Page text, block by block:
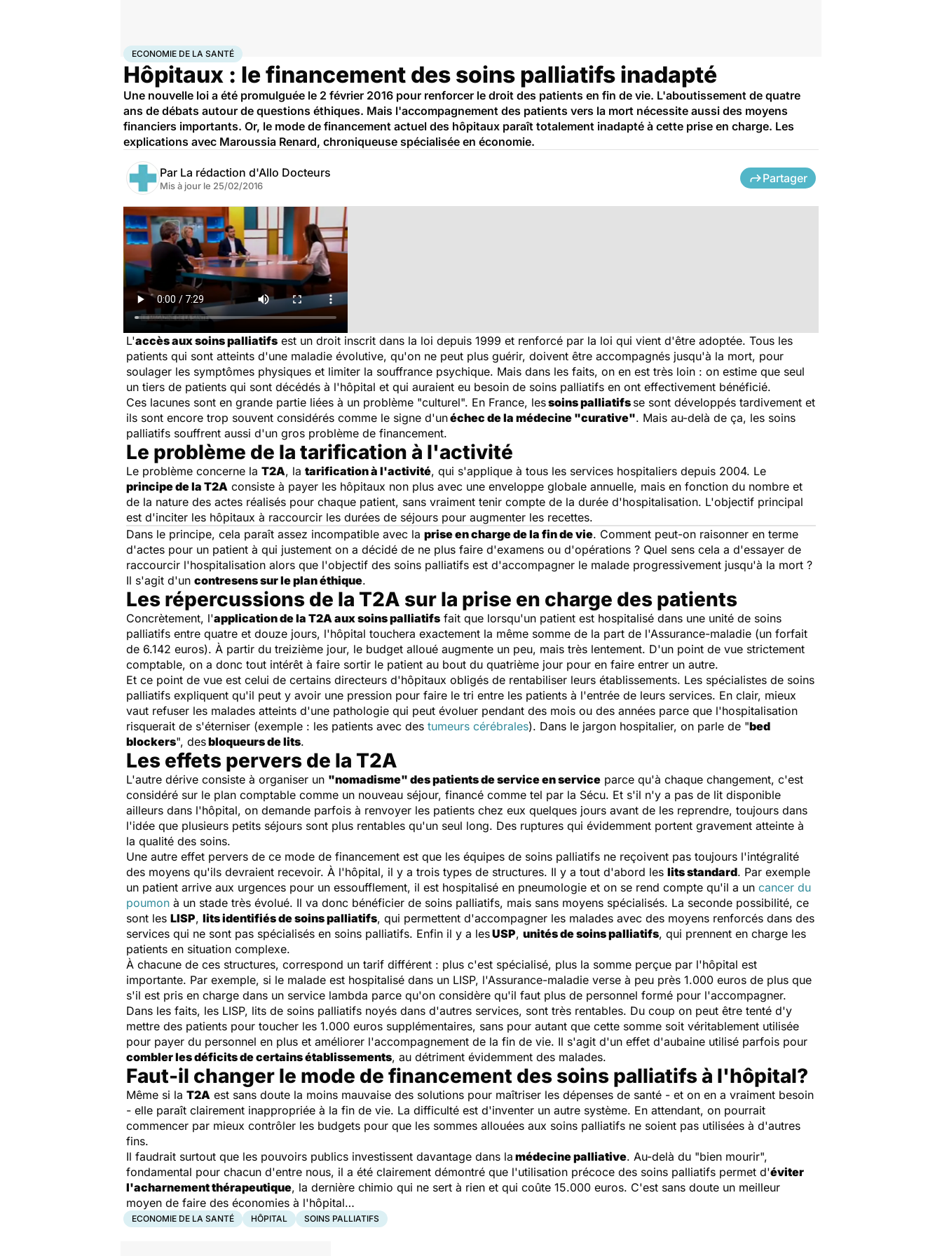
AccueilSantéSociété Économie
ECONOMIE DE LA SANTÉ
Hôpitaux : le financement des soins palliatifs inadapté
Une nouvelle loi a été promulguée le 2 février 2016 pour renforcer le droit des patients en fin de vie. L'aboutissement de quatre
ans de débats autour de questions éthiques. Mais l'accompagnement des patients vers la mort nécessite aussi des moyens
financiers importants. Or, le mode de financement actuel des hôpitaux paraît totalement inadapté à cette prise en charge. Les
explications avec Maroussia Renard, chroniqueuse spécialisée en économie.
Par La rédaction d'Allo Docteurs
Mis à jour le 25/02/2016
Partager
L'accès aux soins palliatifs est un droit inscrit dans la loi depuis 1999 et renforcé par la loi qui vient d'être adoptée. Tous les
patients qui sont atteints d'une maladie évolutive, qu'on ne peut plus guérir, doivent être accompagnés jusqu'à la mort, pour
soulager les symptômes physiques et limiter la souffrance psychique. Mais dans les faits, on en est très loin : on estime que seul
un tiers de patients qui sont décédés à l'hôpital et qui auraient eu besoin de soins palliatifs en ont effectivement bénéficié.
Ces lacunes sont en grande partie liées à un problème "culturel". En France, lessoins palliatifs se sont développés tardivement et
ils sont encore trop souvent considérés comme le signe d'unéchec de la médecine "curative". Mais au-delà de ça, les soins
palliatifs souffrent aussi d'un gros problème de financement.
Le problème de la tarification à l'activité
Le problème concerne la T2A, la tarification à l'activité, qui s'applique à tous les services hospitaliers depuis 2004. Le
principe de la T2A consiste à payer les hôpitaux non plus avec une enveloppe globale annuelle, mais en fonction du nombre et
de la nature des actes réalisés pour chaque patient, sans vraiment tenir compte de la durée d'hospitalisation. L'objectif principal
est d'inciter les hôpitaux à raccourcir les durées de séjours pour augmenter les recettes.
Dans le principe, cela paraît assez incompatible avec la prise en charge de la fin de vie. Comment peut-on raisonner en terme
d'actes pour un patient à qui justement on a décidé de ne plus faire d'examens ou d'opérations ? Quel sens cela a d'essayer de
raccourcir l'hospitalisation alors que l'objectif des soins palliatifs est d'accompagner le malade progressivement jusqu'à la mort ?
Il s'agit d'un contresens sur le plan éthique.
Les répercussions de la T2A sur la prise en charge des patients
Concrètement, l'application de la T2A aux soins palliatifs fait que lorsqu'un patient est hospitalisé dans une unité de soins
palliatifs entre quatre et douze jours, l'hôpital touchera exactement la même somme de la part de l'Assurance-maladie (un forfait
de 6.142 euros). À partir du treizième jour, le budget alloué augmente un peu, mais très lentement. D'un point de vue strictement
comptable, on a donc tout intérêt à faire sortir le patient au bout du quatrième jour pour en faire entrer un autre.
Et ce point de vue est celui de certains directeurs d'hôpitaux obligés de rentabiliser leurs établissements. Les spécialistes de soins
palliatifs expliquent qu'il peut y avoir une pression pour faire le tri entre les patients à l'entrée de leurs services. En clair, mieux
vaut refuser les malades atteints d'une pathologie qui peut évoluer pendant des mois ou des années parce que l'hospitalisation
risquerait de s'éterniser (exemple : les patients avec des tumeurs cérébrales). Dans le jargon hospitalier, on parle de "bed
blockers", desbloqueurs de lits.
Les effets pervers de la T2A
L'autre dérive consiste à organiser un "nomadisme" des patients de service en service parce qu'à chaque changement, c'est
considéré sur le plan comptable comme un nouveau séjour, financé comme tel par la Sécu. Et s'il n'y a pas de lit disponible
ailleurs dans l'hôpital, on demande parfois à renvoyer les patients chez eux quelques jours avant de les reprendre, toujours dans
l'idée que plusieurs petits séjours sont plus rentables qu'un seul long. Des ruptures qui évidemment portent gravement atteinte à
la qualité des soins.
Une autre effet pervers de ce mode de financement est que les équipes de soins palliatifs ne reçoivent pas toujours l'intégralité
des moyens qu'ils devraient recevoir. À l'hôpital, il y a trois types de structures. Il y a tout d'abord les lits standard. Par exemple
un patient arrive aux urgences pour un essoufflement, il est hospitalisé en pneumologie et on se rend compte qu'il a un cancer du
poumon à un stade très évolué. Il va donc bénéficier de soins palliatifs, mais sans moyens spécialisés. La seconde possibilité, ce
sont les LISP, lits identifiés de soins palliatifs, qui permettent d'accompagner les malades avec des moyens renforcés dans des
services qui ne sont pas spécialisés en soins palliatifs. Enfin il y a lesUSP, unités de soins palliatifs, qui prennent en charge les
patients en situation complexe.
À chacune de ces structures, correspond un tarif différent : plus c'est spécialisé, plus la somme perçue par l'hôpital est
importante. Par exemple, si le malade est hospitalisé dans un LISP, l'Assurance-maladie verse à peu près 1.000 euros de plus que
s'il est pris en charge dans un service lambda parce qu'on considère qu'il faut plus de personnel formé pour l'accompagner.
Dans les faits, les LISP, lits de soins palliatifs noyés dans d'autres services, sont très rentables. Du coup on peut être tenté d'y
mettre des patients pour toucher les 1.000 euros supplémentaires, sans pour autant que cette somme soit véritablement utilisée
pour payer du personnel en plus et améliorer l'accompagnement de la fin de vie. Il s'agit d'un effet d'aubaine utilisé parfois pour
combler les déficits de certains établissements, au détriment évidemment des malades.
Faut-il changer le mode de financement des soins palliatifs à l'hôpital?
Même si la T2A est sans doute la moins mauvaise des solutions pour maîtriser les dépenses de santé - et on en a vraiment besoin
- elle paraît clairement inappropriée à la fin de vie. La difficulté est d'inventer un autre système. En attendant, on pourrait
commencer par mieux contrôler les budgets pour que les sommes allouées aux soins palliatifs ne soient pas utilisées à d'autres
fins.
Il faudrait surtout que les pouvoirs publics investissent davantage dans la médecine palliative. Au-delà du "bien mourir",
fondamental pour chacun d'entre nous, il a été clairement démontré que l'utilisation précoce des soins palliatifs permet d'éviter
l'acharnement thérapeutique, la dernière chimio qui ne sert à rien et qui coûte 15.000 euros. C'est sans doute un meilleur
moyen de faire des économies à l'hôpital…
ECONOMIE DE LA SANTÉ HÔPITAL SOINS PALLIATIFS